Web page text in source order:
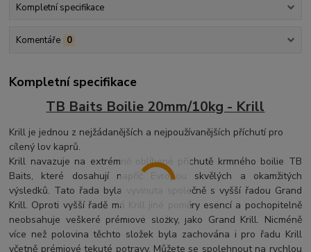
Kompletní specifikace
Komentáře 0
Kompletní specifikace
TB Baits Boilie 20mm/10kg - Krill
Krill je jednou z nejžádanějších a nejpoužívanějších příchutí pro
cílený lov kaprů.
Krill navazuje na extrémně oblíbené příchutě krmného boilie TB
Baits, které dosahují napříč Evropou skvělých a okamžitých
výsledků. Tato řada byla vyvinuta společně s vyšší řadou Grand
Krill. Oproti vyšší řadě má Krill jiné poměry esencí a pochopitelně
neobsahuje veškeré prémiové složky, jako Grand Krill. Nicméně
více než polovina těchto složek byla zachována i pro řadu Krill
včetně prémiové tekuté potravy. Můžete se spolehnout na rychlou